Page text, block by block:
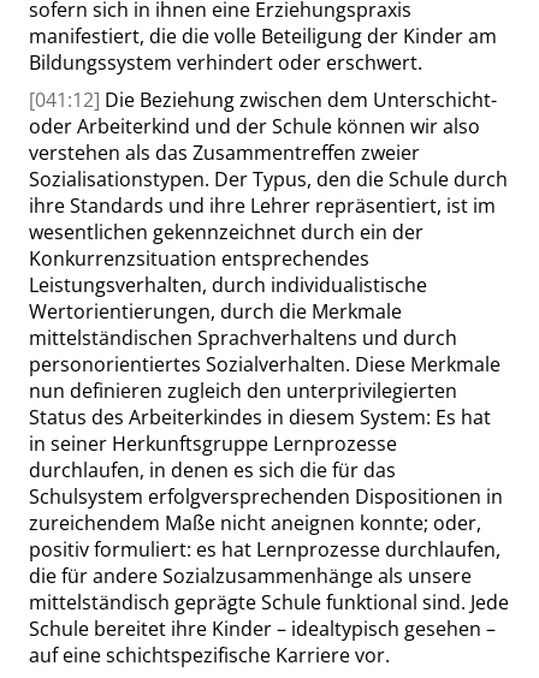
sofern sich in ihnen eine Erziehungspraxis
manifestiert, die die volle Beteiligung der Kinder am
Bildungssystem verhindert oder erschwert.
[041:12] Die Beziehung zwischen dem Unterschicht-
oder Arbeiterkind und der Schule können wir also
verstehen als das Zusammentreffen zweier
Sozialisationstypen. Der Typus, den die Schule durch
ihre Standards und ihre Lehrer repräsentiert, ist im
wesentlichen gekennzeichnet durch ein der
Konkurrenzsituation entsprechendes
Leistungsverhalten, durch individualistische
Wertorientierungen, durch die Merkmale
mittelständischen Sprachverhaltens und durch
personorientiertes Sozialverhalten. Diese Merkmale
nun definieren zugleich den unterprivilegierten
Status des Arbeiterkindes in diesem System: Es hat
in seiner Herkunftsgruppe Lernprozesse
durchlaufen, in denen es sich die für das
Schulsystem erfolgversprechenden Dispositionen in
zureichendem Maße nicht aneignen konnte; oder,
positiv formuliert: es hat Lernprozesse durchlaufen,
die für andere Sozialzusammenhänge als unsere
mittelständisch geprägte Schule funktional sind. Jede
Schule bereitet ihre Kinder – idealtypisch gesehen –
auf eine schichtspezifische Karriere vor.